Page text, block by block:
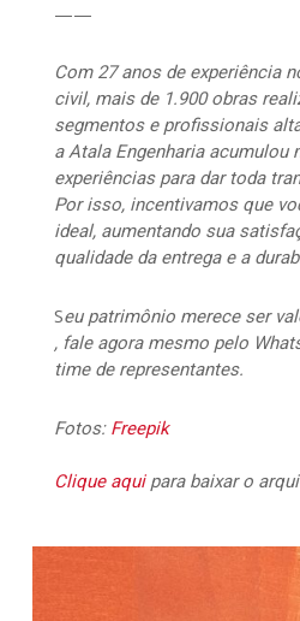
——
Com 27 anos de experiência
civil, mais de 1.900 obras
segmentos e profissionais
a Atala Engenharia acumulou
experiências para dar toda
Por isso, incentivamos que
ideal, aumentando sua
qualidade da entrega e a
Seu patrimônio merece ser
, fale agora mesmo pelo
time de representantes.
Fotos: Freepik
Clique aqui para baixar o